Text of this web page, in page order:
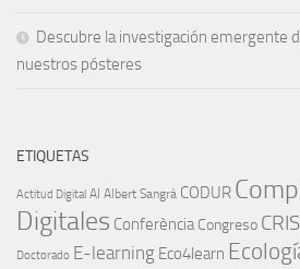
Descubre la investigación emergente
nuestros pósteres
ETIQUETAS
Actitud Digital AI Albert Sangrà CODUR
Digitales Conferència Congreso
Doctorado E-learning Eco4learn